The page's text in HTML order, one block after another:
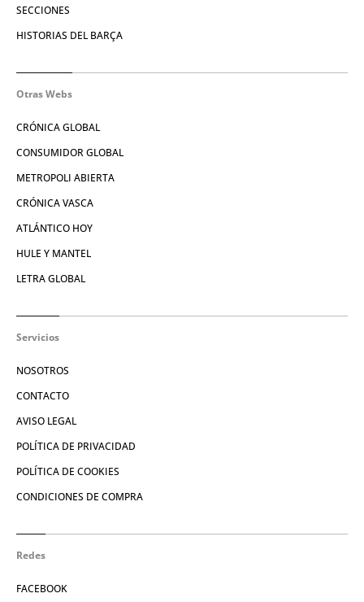
SECCIONES
HISTORIAS DEL BARÇA
Otras Webs
CRÓNICA GLOBAL
CONSUMIDOR GLOBAL
METROPOLI ABIERTA
CRÓNICA VASCA
ATLÁNTICO HOY
HULE Y MANTEL
LETRA GLOBAL
Servicios
NOSOTROS
CONTACTO
AVISO LEGAL
POLÍTICA DE PRIVACIDAD
POLÍTICA DE COOKIES
CONDICIONES DE COMPRA
Redes
FACEBOOK